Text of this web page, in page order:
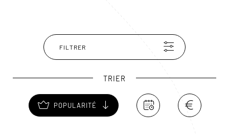
FILTRER
TRIER
POPULARITÉ